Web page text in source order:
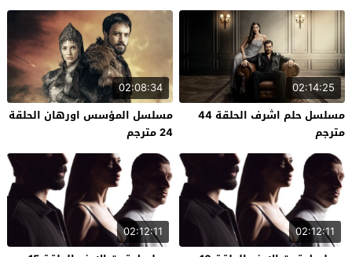
02:14:25
مسلسل حلم اشرف الحلقة 44
مترجم
02:08:34
مسلسل المؤسس اورهان الحلقة
24 مترجم
02:12:11
02:12:11